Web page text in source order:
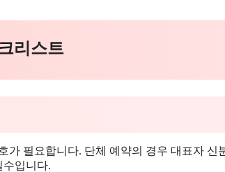
리스트
가 필요합니다. 단체 예약의 경우 대표자 신
수입니다.